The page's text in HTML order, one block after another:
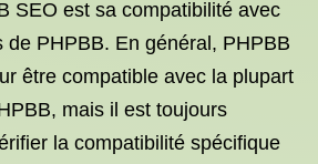
SEO est sa compatibilité avec
de PHPBB. En général, PHPBB
être compatible avec la plupart
mais il est toujours
la compatibilité spécifique